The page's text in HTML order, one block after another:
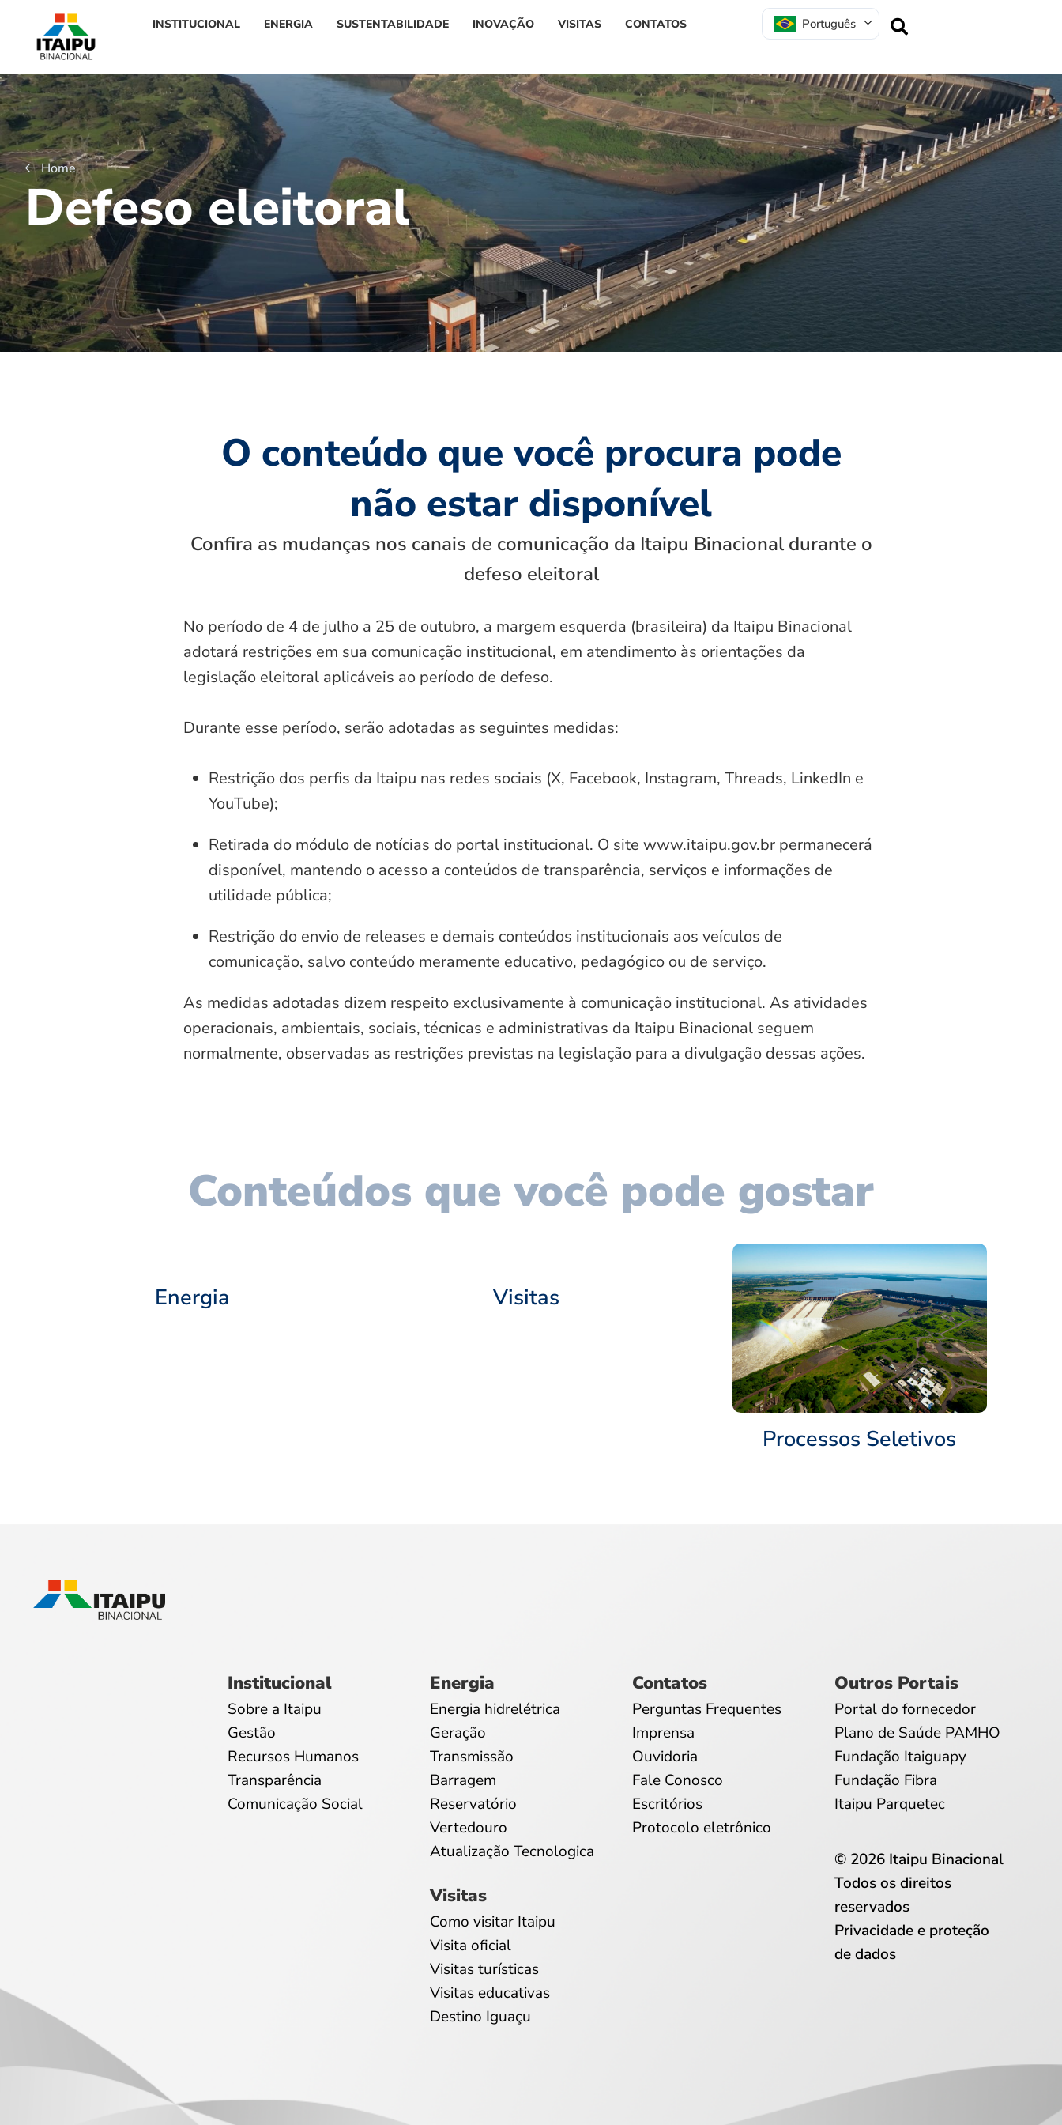
INSTITUCIONAL ENERGIA SUSTENTABILIDADE INOVAÇÃO VISITAS CONTATOS Português
Home
Defeso eleitoral
O conteúdo que você procura pode
não estar disponível
Confira as mudanças nos canais de comunicação da Itaipu Binacional durante o
defeso eleitoral
No período de 4 de julho a 25 de outubro, a margem esquerda (brasileira) da Itaipu Binacional
adotará restrições em sua comunicação institucional, em atendimento às orientações da
legislação eleitoral aplicáveis ao período de defeso.
Durante esse período, serão adotadas as seguintes medidas:
Restrição dos perfis da Itaipu nas redes sociais (X, Facebook, Instagram, Threads, LinkedIn e
YouTube);
Retirada do módulo de notícias do portal institucional. O site www.itaipu.gov.br permanecerá
disponível, mantendo o acesso a conteúdos de transparência, serviços e informações de
utilidade pública;
Restrição do envio de releases e demais conteúdos institucionais aos veículos de
comunicação, salvo conteúdo meramente educativo, pedagógico ou de serviço.
As medidas adotadas dizem respeito exclusivamente à comunicação institucional. As atividades
operacionais, ambientais, sociais, técnicas e administrativas da Itaipu Binacional seguem
normalmente, observadas as restrições previstas na legislação para a divulgação dessas ações.
Conteúdos que você pode gostar
Energia Visitas
Processos Seletivos
Institucional
Sobre a Itaipu
Gestão
Recursos Humanos
Transparência
Comunicação Social
Energia
Energia hidrelétrica
Geração
Transmissão
Barragem
Reservatório
Vertedouro
Atualização Tecnologica
Visitas
Como visitar Itaipu
Visita oficial
Visitas turísticas
Visitas educativas
Destino Iguaçu
Contatos
Perguntas Frequentes
Imprensa
Ouvidoria
Fale Conosco
Escritórios
Protocolo eletrônico
Outros Portais
Portal do fornecedor
Plano de Saúde PAMHO
Fundação Itaiguapy
Fundação Fibra
Itaipu Parquetec
© 2026 Itaipu Binacional
Todos os direitos
reservados
Privacidade e proteção
de dados